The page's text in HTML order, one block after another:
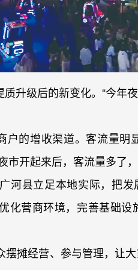
升级后的新变化。“今年
户的增收渠道。客流量
市开起来后，客流量多了
河县立足本地实际，把
化营商环境，完善基础
摊经营、参与管理，让